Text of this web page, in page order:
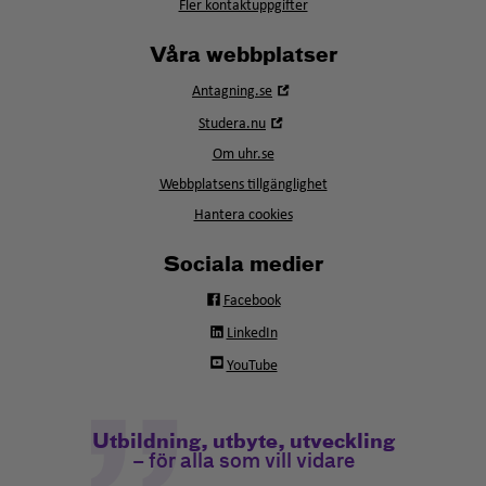
Fler kontaktuppgifter
Våra webbplatser
Antagning.se
Studera.nu
fönster
Om uhr.se
Webbplatsens tillgänglighet
Hantera cookies
Sociala medier
Facebook
LinkedIn
YouTube
Utbildning, utbyte, utveckling
– för alla som vill vidare